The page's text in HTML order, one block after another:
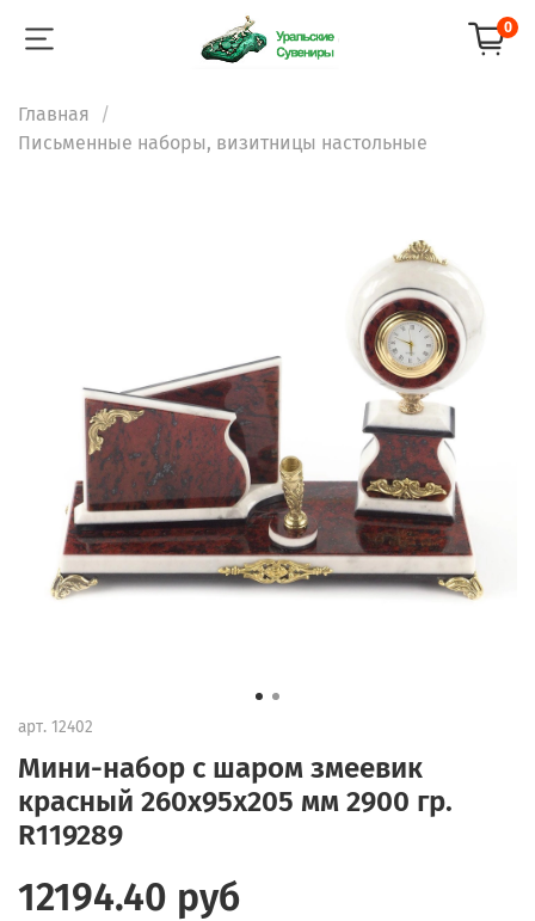
0
Главная
Письменные наборы, визитницы настольные
арт. 12402
Мини-набор с шаром змеевик
красный 260х95х205 мм 2900 гр.
R119289
12194.40 руб